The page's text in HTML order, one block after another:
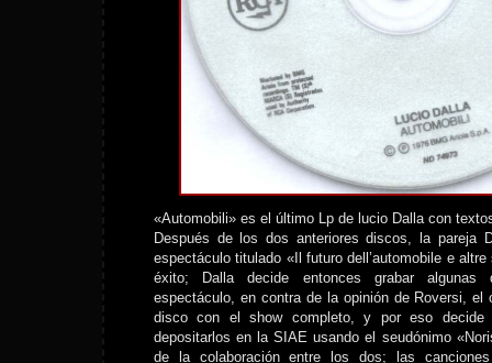
«Automobili» es el último Lp de lucio Dalla con
Después de los dos anteriores discos, la pareja
espectáculo titulado «Il futuro dell’automobile e
éxito; Dalla decide entonces grabar
espectáculo, en contra de la opinión de Roversi, el
disco con el show completo, y por eso
depositarlos en la SIAE usando el seudónimo
de la colaboración entre los dos; las